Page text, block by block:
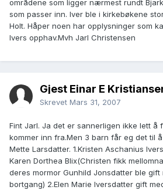
områdene som ligger nærmest rundt
som passer inn. Iver ble i kirkebøkene
Holt. Håper noen har opplysninger som
Ivers opphav.Mvh Jarl Christensen
Gjest Einar E
Skrevet Mars 31, 2007
Fint Jarl. Ja det er sannerligen ikke lett å
kommer inn fra.Men 3 barn får eg det til
Mette Larsdatter. 1.Kristen Aschanius
Karen Dorthea Blix(Christen fikk
deres mormor Gunhild Jonsdatter ble gift
bortgang) 2.Elen Marie Iversdatter gift